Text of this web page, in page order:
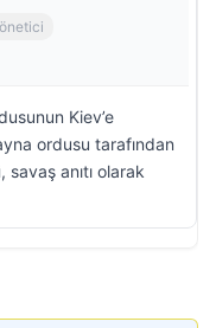
Kiev’e
ordusu tarafından
anıtı olarak